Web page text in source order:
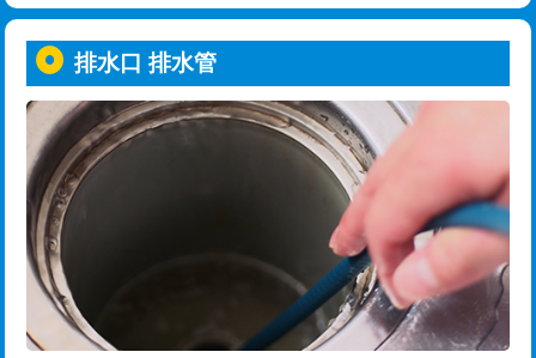
用（追加）/3ｍ超え)
給水管工事※（ライニング鋼管・銅
管・ポリ管・HT管使用/3ｍまで)
44,000円
給水管工事※（ライニング鋼管・銅
管・ポリ管・HT管使用/3ｍ超え)
+8,800円
排水管工事（土の掘削・埋め戻し作
業）
11,000円~
排水管工事（排水管工事/3ｍまで） 55,000円
トーラー機使用/3mまで
追加トーラー機使用/3m超え +3,300円
カメラ調査 33,000円
桝清掃 8,800円
止水・漏水調査・防水処理・清掃・修
理・調整・分解・加工など（軽作業）
11,000円
止水・漏水調査・防水処理・清掃・修
22,000円
排水口 排水管